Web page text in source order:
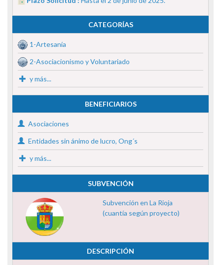
CATEGORÍAS
1-Artesanía
2-Asociacionismo y Voluntariado
y más...
BENEFICIARIOS
Asociaciones
Entidades sin ánimo de lucro, Ong´s
y más...
SUBVENCIÓN
Subvención en La Rioja
(cuantía según proyecto)
DESCRIPCIÓN